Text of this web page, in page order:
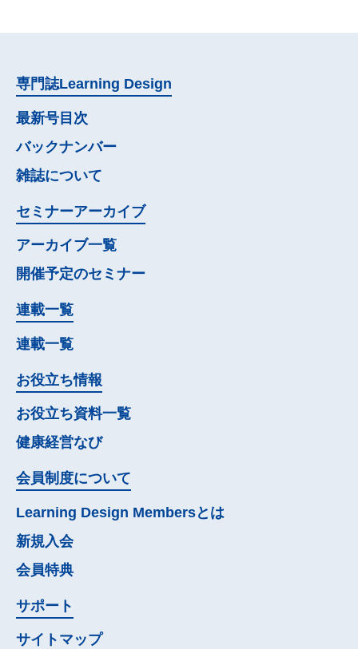
専門誌Learning Design
最新号目次
バックナンバー
雑誌について
セミナーアーカイブ
アーカイブ一覧
開催予定のセミナー
連載一覧
連載一覧
お役立ち情報
お役立ち資料一覧
健康経営なび
会員制度について
Learning Design Membersとは
新規入会
会員特典
サポート
サイトマップ